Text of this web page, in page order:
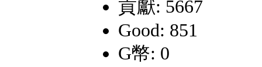
貢獻: 5667
Good: 851
G幣: 0